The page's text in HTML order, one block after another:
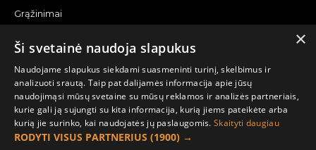
Grąžinimai
Pirkėjo paskyra
Mano paskyra
Užsakymai
Naujienlaiškiai
×
Ši svetainė naudoja slapukus
Naudojame slapukus siekdami suasmeninti turinį, skelbimus ir
analizuoti srautą. Taip pat dalijamės informacija apie jūsų
naudojimąsi mūsų svetaine su mūsų reklamos ir analizės partneriais,
kurie gali ją sujungti su kita informacija, kurią jiems pateikėte arba
kurią jie surinko, kai naudojatės jų paslaugomis.Skaityti daugiau
RODYTI VISUS PARTNERIUS (1900) →